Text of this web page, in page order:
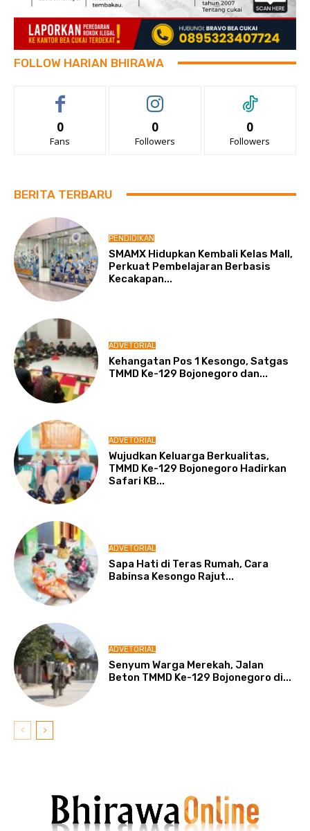
FOLLOW HARIAN BHIRAWA
0
Fans
0
Followers
0
Followers
BERITA TERBARU
PENDIDIKAN
SMAMX Hidupkan Kembali Kelas Mall,
Perkuat Pembelajaran Berbasis
Kecakapan...
ADVETORIAL
Kehangatan Pos 1 Kesongo, Satgas
TMMD Ke-129 Bojonegoro dan...
ADVETORIAL
Wujudkan Keluarga Berkualitas,
TMMD Ke-129 Bojonegoro Hadirkan
Safari KB...
ADVETORIAL
Sapa Hati di Teras Rumah, Cara
Babinsa Kesongo Rajut...
ADVETORIAL
Senyum Warga Merekah, Jalan
Beton TMMD Ke-129 Bojonegoro di...